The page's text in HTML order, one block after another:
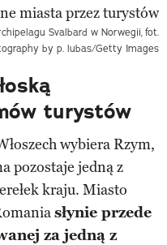
Svalbard w Norwegii, fot.
by p. lubas/Getty Images
turystów
wybiera Rzym,
pozostaje jedną z
kraju. Miasto
słynie przede
za jedną z